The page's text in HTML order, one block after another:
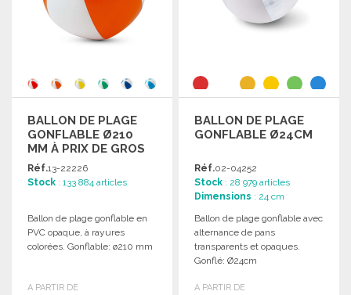
BALLON DE PLAGE
GONFLABLE Ø210
MM À PRIX DE GROS
Réf.13-22226
Stock : 133 884 articles
Ballon de plage gonflable en
PVC opaque, à rayures
colorées. Gonflable: ø210 mm
A PARTIR DE
BALLON DE PLAGE
GONFLABLE Ø24CM
Réf.02-04252
Stock : 28 979 articles
Dimensions : 24 cm
Ballon de plage gonflable avec
alternance de pans
transparents et opaques.
Gonflé: Ø24cm
A PARTIR DE